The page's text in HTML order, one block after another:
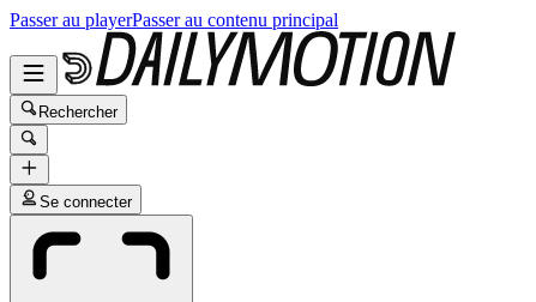
Passer au playerPasser au contenu principal
Rechercher
Se connecter